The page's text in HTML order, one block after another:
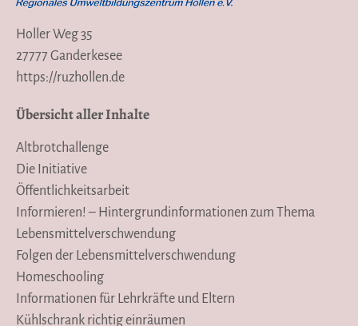
Holler Weg 35
27777 Ganderkesee
https://ruzhollen.de
Übersicht aller Inhalte
Altbrotchallenge
Die Initiative
Öffentlichkeitsarbeit
Informieren! – Hintergrundinformationen zum Thema
Lebensmittelverschwendung
Folgen der Lebensmittelverschwendung
Homeschooling
Informationen für Lehrkräfte und Eltern
Kühlschrank richtig einräumen